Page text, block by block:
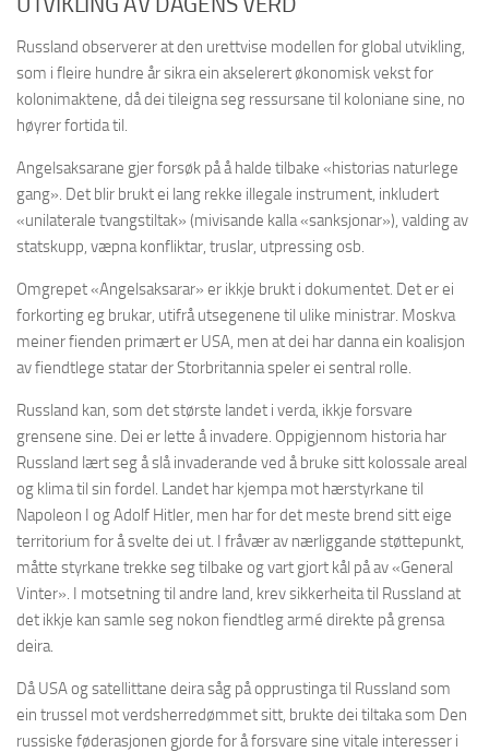
Russland observerer at den urettvise modellen for global utvikling,
som i fleire hundre år sikra ein akselerert økonomisk vekst for
kolonimaktene, då dei tileigna seg ressursane til koloniane sine, no
høyrer fortida til.
Angelsaksarane gjer forsøk på å halde tilbake «historias naturlege
gang». Det blir brukt ei lang rekke illegale instrument, inkludert
«unilaterale tvangstiltak» (mivisande kalla «sanksjonar»), valding av
statskupp, væpna konfliktar, truslar, utpressing osb.
Omgrepet «Angelsaksarar» er ikkje brukt i dokumentet. Det er ei
forkorting eg brukar, utifrå utsegenene til ulike ministrar. Moskva
meiner fienden primært er USA, men at dei har danna ein koalisjon
av fiendtlege statar der Storbritannia speler ei sentral rolle.
Russland kan, som det største landet i verda, ikkje forsvare
grensene sine. Dei er lette å invadere. Oppigjennom historia har
Russland lært seg å slå invaderande ved å bruke sitt kolossale areal
og klima til sin fordel. Landet har kjempa mot hærstyrkane til
Napoleon I og Adolf Hitler, men har for det meste brend sitt eige
territorium for å svelte dei ut. I fråvær av nærliggande støttepunkt,
måtte styrkane trekke seg tilbake og vart gjort kål på av «General
Vinter». I motsetning til andre land, krev sikkerheita til Russland at
det ikkje kan samle seg nokon fiendtleg armé direkte på grensa
deira.
Då USA og satellittane deira såg på opprustinga til Russland som
ein trussel mot verdsherredømmet sitt, brukte dei tiltaka som Den
russiske føderasjonen gjorde for å forsvare sine vitale interesser i